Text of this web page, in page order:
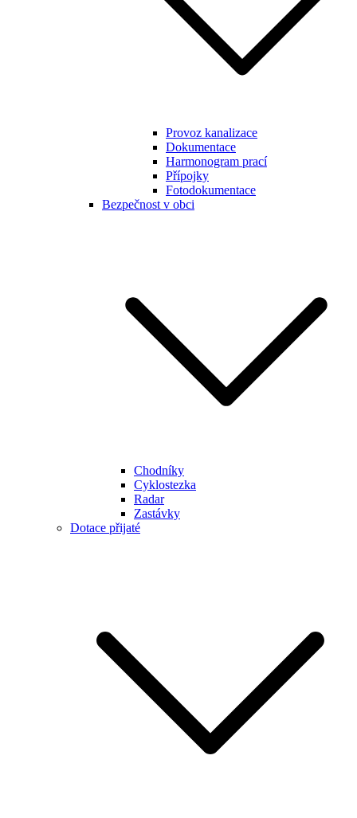
Provoz kanalizace
Dokumentace
Harmonogram prací
Přípojky
Fotodokumentace
Bezpečnost v obci
Chodníky
Cyklostezka
Radar
Zastávky
Dotace přijaté